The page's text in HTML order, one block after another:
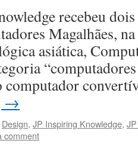
recebeu
Magalhães,
asiática,
computador
→
Design, JP Inspiring Knowledge,
comment